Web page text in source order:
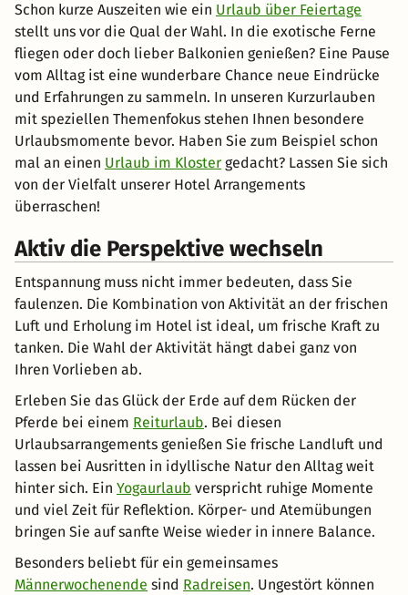
Schon kurze Auszeiten wie ein Urlaub über Feiertage
stellt uns vor die Qual der Wahl. In die exotische Ferne
fliegen oder doch lieber Balkonien genießen? Eine Pause
vom Alltag ist eine wunderbare Chance neue Eindrücke
und Erfahrungen zu sammeln. In unseren Kurzurlauben
mit speziellen Themenfokus stehen Ihnen besondere
Urlaubsmomente bevor. Haben Sie zum Beispiel schon
mal an einen Urlaub im Kloster gedacht? Lassen Sie sich
von der Vielfalt unserer Hotel Arrangements
überraschen!
Aktiv die Perspektive wechseln
Entspannung muss nicht immer bedeuten, dass Sie
faulenzen. Die Kombination von Aktivität an der frischen
Luft und Erholung im Hotel ist ideal, um frische Kraft zu
tanken. Die Wahl der Aktivität hängt dabei ganz von
Ihren Vorlieben ab.
Erleben Sie das Glück der Erde auf dem Rücken der
Pferde bei einem Reiturlaub. Bei diesen
Urlaubsarrangements genießen Sie frische Landluft und
lassen bei Ausritten in idyllische Natur den Alltag weit
hinter sich. Ein Yogaurlaub verspricht ruhige Momente
und viel Zeit für Reflektion. Körper- und Atemübungen
bringen Sie auf sanfte Weise wieder in innere Balance.
Besonders beliebt für ein gemeinsames
Männerwochenende sind Radreisen. Ungestört können